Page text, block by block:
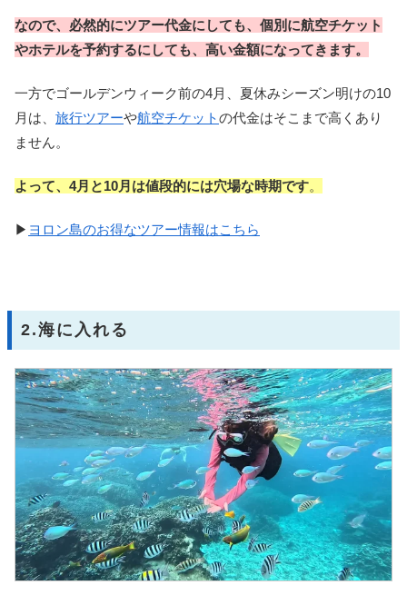
なので、必然的にツアー代金にしても、個別に航空チケット
やホテルを予約するにしても、高い金額になってきます。
一方でゴールデンウィーク前の4月、夏休みシーズン明けの10
月は、 旅行ツアーや航空チケットの代金はそこまで高くあり
ません。
よって、4月と10月は値段的には穴場な時期です。
▶ ヨロン島のお得なツアー情報はこちら
2.海に入れる